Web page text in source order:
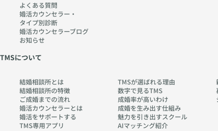
よくある質問
婚活カウンセラー・
タイプ別診断
婚活カウンセラーブログ
お知らせ
TMSについて
結婚相談所とは
結婚相談所の特徴
ご成婚までの流れ
婚活カウンセラーとは
婚活をサポートする
TMS専用アプリ
TMSが選ばれる理由
数字で見るTMS
成婚率が高いわけ
成婚を生み出す仕組み
魅力を引き出すスクール
AIマッチング紹介